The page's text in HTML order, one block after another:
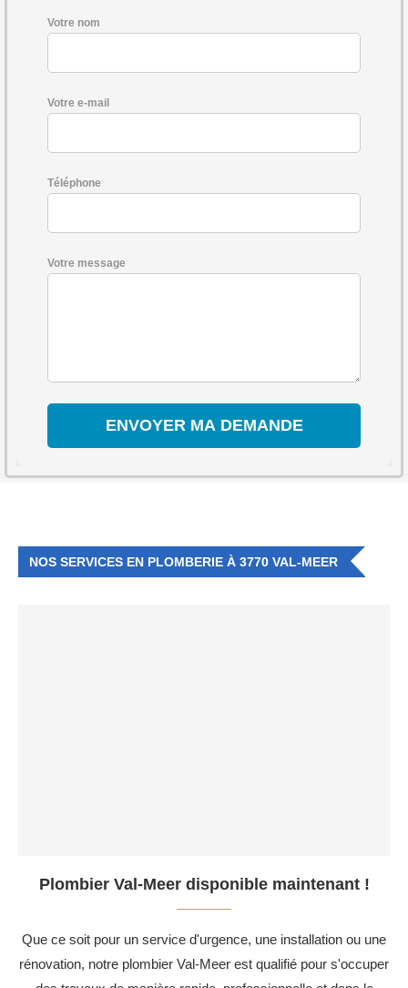
Votre nom
Votre e-mail
Téléphone
Votre message
NOS SERVICES EN PLOMBERIE À 3770 VAL-MEER
Plombier Val-Meer disponible maintenant !
Que ce soit pour un service d'urgence, une installation ou une
rénovation, notre plombier Val-Meer est qualifié pour s'occuper